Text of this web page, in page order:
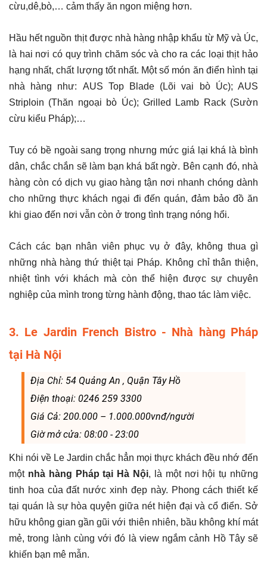
cừu,dê,bò,… cảm thấy ăn ngon miệng hơn.
Hầu hết nguồn thịt được nhà hàng nhập khẩu từ Mỹ và Úc,
là hai nơi có quy trình chăm sóc và cho ra các loại thịt hảo
hạng nhất, chất lượng tốt nhất. Một số món ăn điển hình tại
nhà hàng như: AUS Top Blade (Lõi vai bò Úc); AUS
Striploin (Thăn ngoại bò Úc); Grilled Lamb Rack (Sườn
cừu kiểu Pháp);…
Tuy có bề ngoài sang trọng nhưng mức giá lại khá là bình
dân, chắc chắn sẽ làm bạn khá bất ngờ. Bên cạnh đó, nhà
hàng còn có dịch vụ giao hàng tận nơi nhanh chóng dành
cho những thực khách ngại đi đến quán, đảm bảo đồ ăn
khi giao đến nơi vẫn còn ở trong tình trạng nóng hổi.
Cách các bạn nhân viên phục vụ ở đây, không thua gì
những nhà hàng thứ thiệt tại Pháp. Không chỉ thân thiện,
nhiệt tình với khách mà còn thể hiện được sự chuyên
nghiệp của mình trong từng hành động, thao tác làm việc.
3. Le Jardin French Bistro - Nhà hàng Pháp
tại Hà Nội
Địa Chỉ: 54 Quảng An , Quận Tây Hồ
Điện thoại: 0246 259 3300
Giá Cả: 200.000 – 1.000.000vnđ/người
Giờ mở cửa: 08:00 - 23:00
Khi nói về Le Jardin chắc hẳn mọi thực khách đều nhớ đến
một nhà hàng Pháp tại Hà Nội, là một nơi hội tụ những
tinh hoa của đất nước xinh đẹp này. Phong cách thiết kế
tại quán là sự hòa quyện giữa nét hiện đại và cổ điển. Sở
hữu không gian gần gũi với thiên nhiên, bầu không khí mát
mẻ, trong lành cùng với đó là view ngắm cảnh Hồ Tây sẽ
khiến bạn mê mẫn.